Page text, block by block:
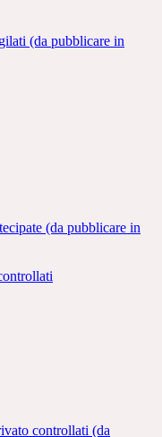
(da pubblicare in
(da pubblicare in
controllati (da